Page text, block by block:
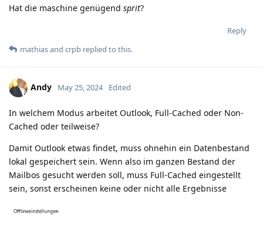
Hat die maschine genügend sprit?
Reply
mathiasand crpb replied to this.
Andy May 25, 2024 Edited
In welchem Modus arbeitet Outlook, Full-Cached oder Non-
Cached oder teilweise?
Damit Outlook etwas findet, muss ohnehin ein Datenbestand
lokal gespeichert sein. Wenn also im ganzen Bestand der
Mailbos gesucht werden soll, muss Full-Cached eingestellt
sein, sonst erscheinen keine oder nicht alle Ergebnisse